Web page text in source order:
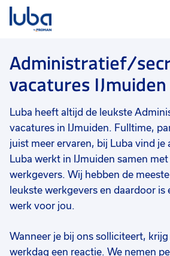
Vacatures
Over ons
Voor werkgevers
Contact
Administratief/
vacatures IJmuiden
Luba heeft altijd de leukste
vacatures in IJmuiden. Fulltime,
juist meer ervaren, bij Luba vind je
Luba werkt in IJmuiden samen
werkgevers. Wij hebben de
leukste werkgevers en daardoor is
werk voor jou.
Wanneer je bij ons solliciteert,
werkdag een reactie. We nemen
Filter vacatures
Vakgebied 0
Administratief/secretarieel
Opleidingsniveau 0
Soort contract 0
Vast 6
Detacheren 5
Tijdelijk
Uren per week 0